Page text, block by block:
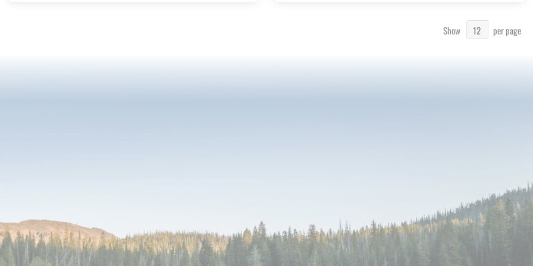
Show per page